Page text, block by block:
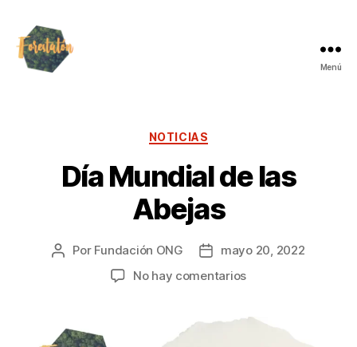
Menú
NOTICIAS
Día Mundial de las
Abejas
Por Fundación ONG
mayo 20, 2022
No hay comentarios